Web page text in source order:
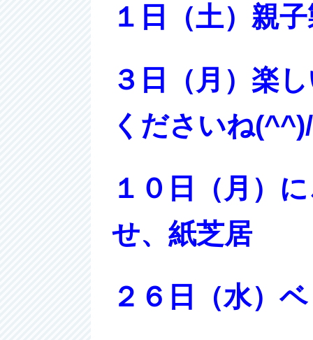
１日（土）親
３日（月）楽
くださいね
１０日（月）
せ、紙芝居
２６日（水）